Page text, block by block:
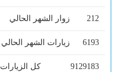
212 زوار الشهر الحالي
6193 زيارات الشهر الحالي
9129183 كل الزيارات